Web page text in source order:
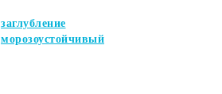
заглубление
морозоустойчивый